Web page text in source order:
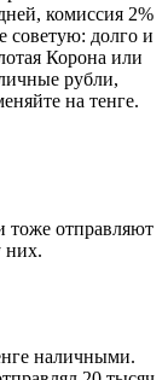
комиссия 2%
советую: долго и
Корона или
рубли,
на тенге.
тоже отправляют
них.
наличными.